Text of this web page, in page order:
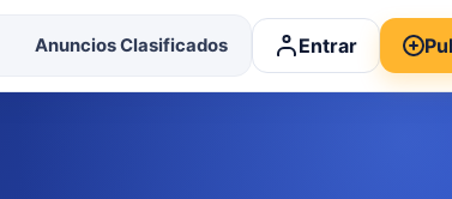
Anuncios Clasificados Entrar